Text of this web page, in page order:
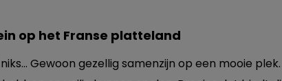
op het Franse platteland
Gewoon gezellig samenzijn op een mooie